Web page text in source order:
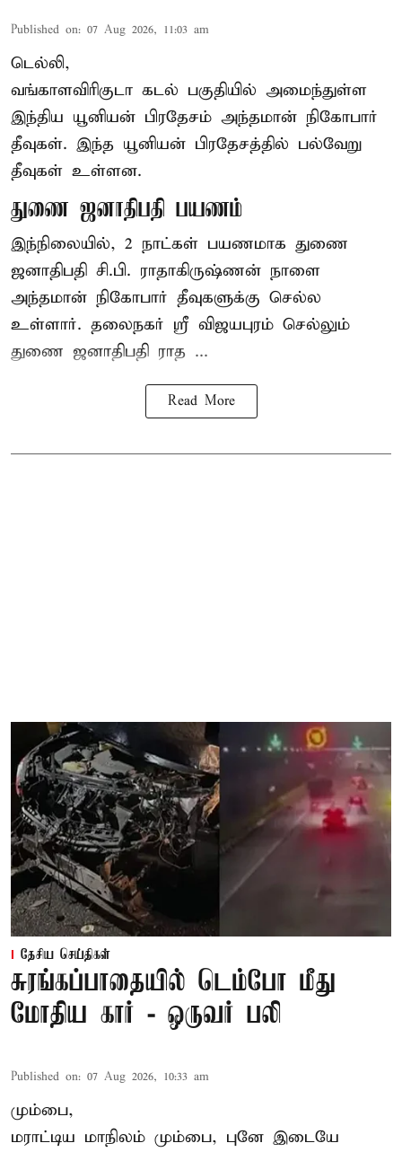
Published on: 07 Aug 2026, 11:03 am
டெல்லி,
வங்காளவிரிகுடா கடல் பகுதியில் அமைந்துள்ள
இந்திய யூனியன் பிரதேசம் அந்தமான் நிகோபார்
தீவுகள். இந்த யூனியன் பிரதேசத்தில் பல்வேறு
தீவுகள் உள்ளன.
துணை ஜனாதிபதி பயணம்
இந்நிலையில், 2 நாட்கள் பயணமாக துணை
ஜனாதிபதி சி.பி. ராதாகிருஷ்ணன் நாளை
அந்தமான் நிகோபார் தீவுகளுக்கு செல்ல
உள்ளார். தலைநகர் ஸ்ரீ விஜயபுரம் செல்லும்
துணை ஜனாதிபதி ராத ...
Read More
தேசிய செய்திகள்
சுரங்கப்பாதையில் டெம்போ மீது
மோதிய கார் - ஒருவர் பலி
Published on: 07 Aug 2026, 10:33 am
மும்பை,
மராட்டிய மாநிலம் மும்பை, புனே இடையே